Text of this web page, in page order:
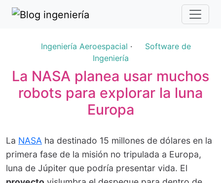
Ingeniería Aeroespacial ·
Software de
Ingeniería
La NASA planea usar muchos
robots para explorar la luna
Europa
La NASA ha destinado 15 millones de dólares en la
primera fase de la misión no tripulada a Europa,
luna de Júpiter que podría presentar vida. El